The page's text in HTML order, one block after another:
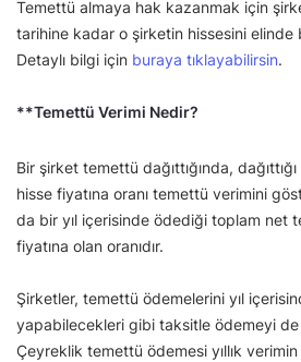
Temettü almaya hak kazanmak için
tarihine kadar o şirketin hissesini elinde
Detaylı bilgi için buraya tıklayabilirsin.
**Temettü Verimi Nedir?
Bir şirket temettü dağıttığında,
hisse fiyatına oranı temettü verimini
da bir yıl içerisinde ödediği toplam net
fiyatına olan oranıdır.
Şirketler, temettü ödemelerini yıl
yapabilecekleri gibi taksitle ödemeyi
Çeyreklik temettü ödemesi yıllık